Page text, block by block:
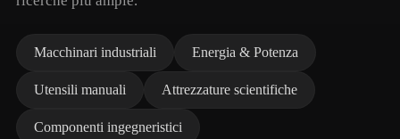
Macchinari industriali Energia & Potenza
Utensili manuali Attrezzature scientifiche
Componenti ingegneristici